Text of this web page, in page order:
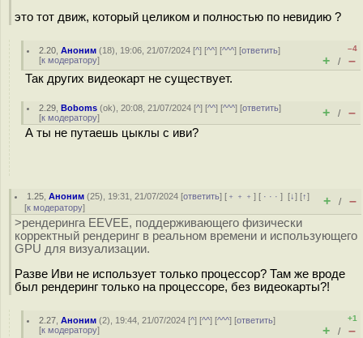
это тот движ, который целиком и полностью по невидию ?
2.20 ,Аноним (18), 19:06, 21/07/2024 [^] [^^] [^^^] [ответить]
[к модератору]
–4
+ / –
Так других видеокарт не существует.
2.29 ,Boboms (ok), 20:08, 21/07/2024 [^] [^^] [^^^] [ответить]
[к модератору] + / –
А ты не путаешь цыклы с иви?
1.25 ,Аноним (25), 19:31, 21/07/2024 [ответить] [ ﹢﹢﹢] [ · · ·][↓] [↑]
[к модератору] + / –
>рендеринга EEVEE, поддерживающего физически
корректный рендеринг в реальном времени и использующего
GPU для визуализации.
Разве Иви не использует только процессор? Там же вроде
был рендеринг только на процессоре, без видеокарты?!
2.27 ,Аноним (2), 19:44, 21/07/2024 [^] [^^] [^^^] [ответить]
[к модератору]
+1
+ / –